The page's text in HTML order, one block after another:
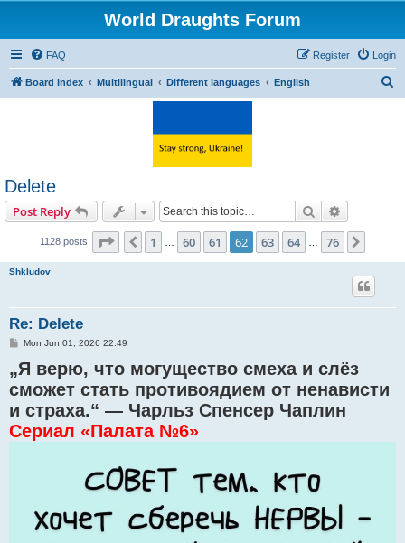
World Draughts Forum
FAQ Login
Register
Board index Multilingual Different languages English
Delete
Post Reply Search
1128 posts Page 62 of 76
Previous
1 60 61 62 63 64 76
Shkludov
Re: Delete
P
s
t
Mon Jun 01, 2026 22:49
„Я верю, что могущество смеха и слёз
сможет стать противоядием от ненависти
и страха.“ — Чарльз Спенсер Чаплин
Сериал «Палата №6»